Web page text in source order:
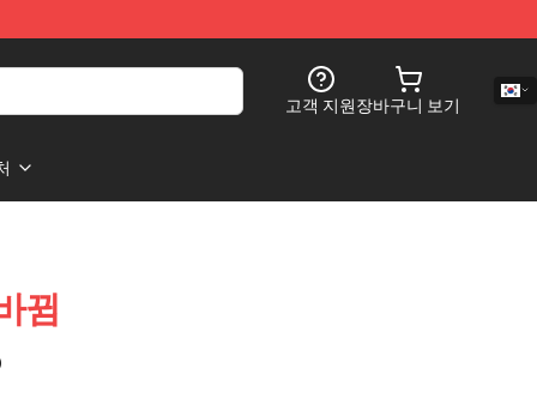
고객 지원장바구니 보기
뀜